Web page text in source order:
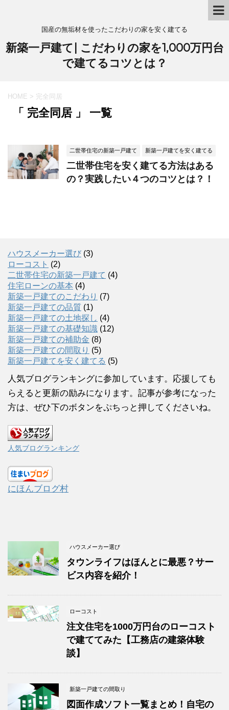
国産の無垢材を使ったこだわりの家を安く建てる
新築一戸建て| こだわりの家を1,000万円台
で建てるコツとは？
HOME > 完全同居
「 完全同居 」 一覧
二世帯住宅の新築一戸建て 新築一戸建てを安く建てる
二世帯住宅を安く建てる方法はある
の？実践したい４つのコツとは？！
ハウスメーカー選び (3)
ローコスト (2)
二世帯住宅の新築一戸建て (4)
住宅ローンの基本 (4)
新築一戸建てのこだわり (7)
新築一戸建ての品質 (1)
新築一戸建ての土地探し (4)
新築一戸建ての基礎知識 (12)
新築一戸建ての補助金 (8)
新築一戸建ての間取り (5)
新築一戸建てを安く建てる (5)
人気ブログランキングに参加しています。応援しても
らえると更新の励みになります。記事が参考になった
方は、ぜひ下のボタンをぷちっと押してくださいね。
人気ブログランキング
にほんブログ村
ハウスメーカー選び
タウンライフはほんとに最悪？サー
ビス内容を紹介！
ローコスト
注文住宅を1000万円台のローコスト
で建ててみた【工務店の建築体験
談】
新築一戸建ての間取り
図面作成ソフト一覧まとめ！自宅の